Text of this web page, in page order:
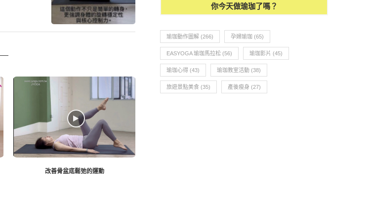
改善骨盆底鬆弛的運動
瑜珈教學131-下半身雕塑-彼拉提斯抗力球
你今天做瑜珈了嗎？
瑜珈動作圖解 (266) 孕婦瑜珈 (65)
EASYOGA 瑜珈馬拉松 (56) 瑜珈影片 (45)
瑜珈心得 (43) 瑜珈教室活動 (38)
旅遊景點美食 (35) 產後瘦身 (27)